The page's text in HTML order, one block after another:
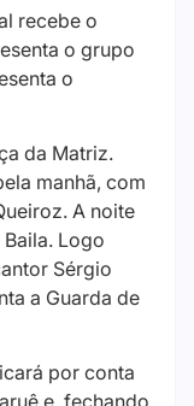
recebe o
o grupo
o
da Matriz.
manhã, com
A noite
Logo
Sérgio
a Guarda de
por conta